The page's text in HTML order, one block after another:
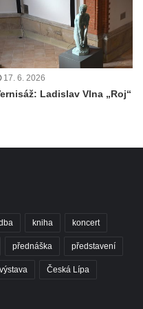
17. 6. 2026
Ladislav Vlna „Roj“
kniha koncert
přednáška představení
výstava Česká Lípa